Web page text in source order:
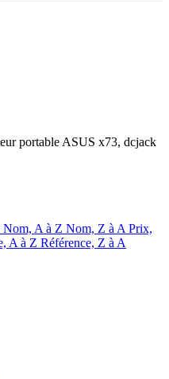
portable ASUS x73, dcjack
Nom, A à Z Nom, Z à A Prix,
A à Z Référence, Z à A